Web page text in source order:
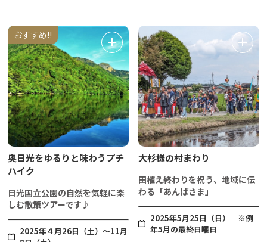
おすすめ!!
奥日光をゆるりと味わうプチ
ハイク
日光国立公園の自然を気軽に楽
しむ散策ツアーです♪
2025年４月26日（土）～11月
大杉様の村まわり
田植え終わりを祝う、地域に伝
わる「あんばさま」
2025年5月25日（日） ※例
年5月の最終日曜日